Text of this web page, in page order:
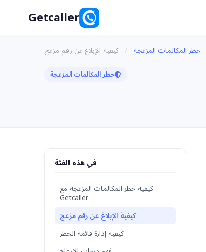
Getcaller
حظر المكالمات المزعجة / كيفية الإبلاغ عن رقم مزعج
حظر المكالمات المزعجة
في هذه الفئة
كيفية حظر المكالمات المزعجة مع
Getcaller
كيفية الإبلاغ عن رقم مزعج
كيفية إدارة قائمة الحظر